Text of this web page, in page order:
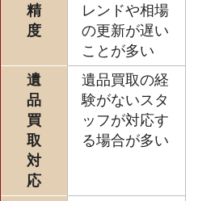
精
度
レンドや相場
の更新が遅い
ことが多い
遺
品
買
取
対
応
遺品買取の経
験がないスタ
ッフが対応す
る場合が多い